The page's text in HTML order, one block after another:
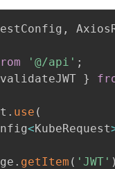
,
'@/api' ;
validateJWT }
. use (
<KubeRequest
. getItem ( 'JWT' )